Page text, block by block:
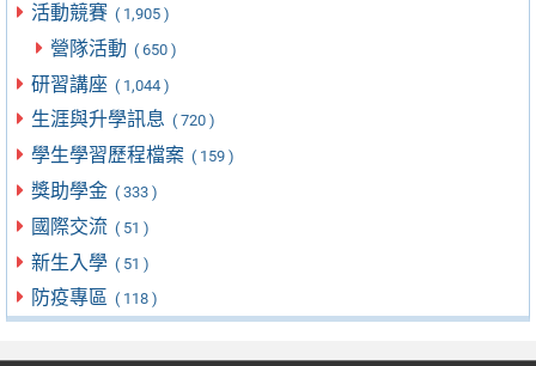
活動競賽 ( 1,905 )
營隊活動 ( 650 )
研習講座 ( 1,044 )
生涯與升學訊息 ( 720 )
學生學習歷程檔案 ( 159 )
獎助學金 ( 333 )
國際交流 ( 51 )
新生入學 ( 51 )
防疫專區 ( 118 )